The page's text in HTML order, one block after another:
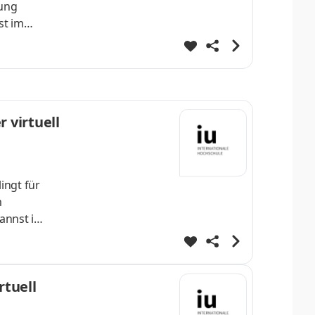
im
virtuell
für
im